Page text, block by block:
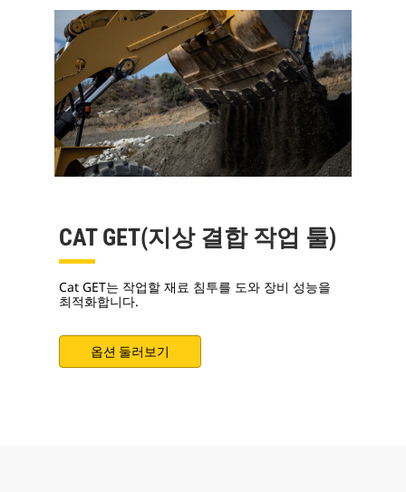
CAT GET(지상 결합 작업 툴)
Cat GET는 작업할 재료 침투를 도와 장비 성능을
최적화합니다.
옵션 둘러보기